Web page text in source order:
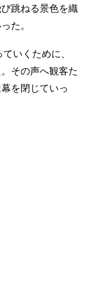
跳ねる景色を織
た。
いくために、
その声へ観客た
を閉じていっ